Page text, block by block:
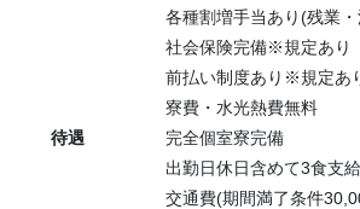
待遇
各種割増手当あり(残業
社会保険完備※規定あり
前払い制度あり※規定あ
寮費・水光熱費無料
完全個室寮完備
出勤日休日含めて3食支給
交通費(期間満了条件